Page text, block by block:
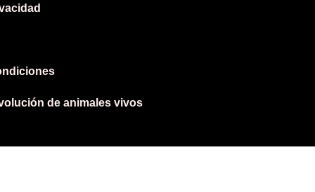
de animales vivos